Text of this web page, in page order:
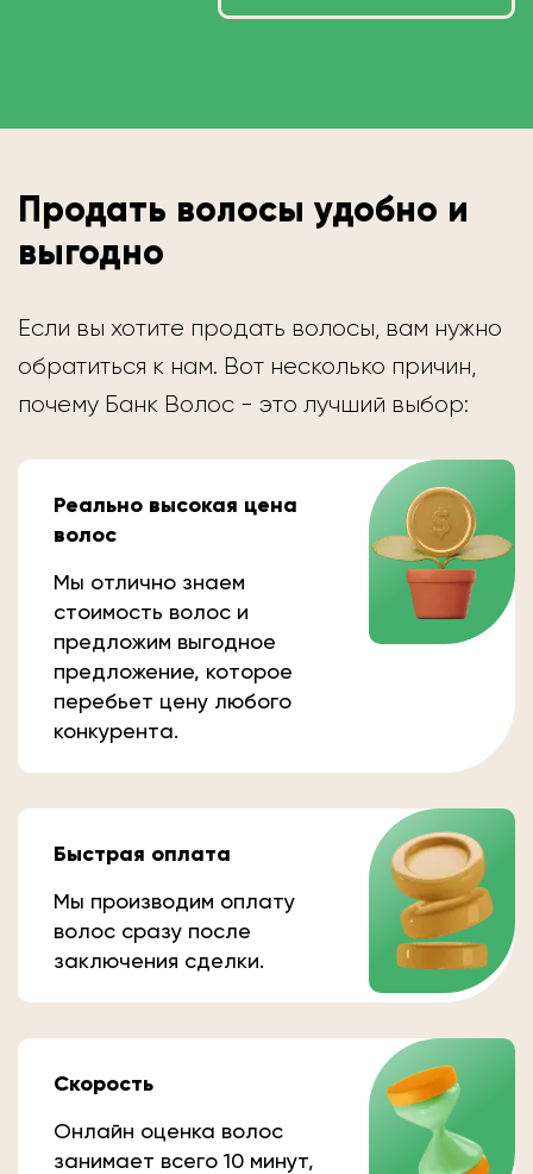
Продать волосы удобно и
выгодно
Если вы хотите продать волосы, вам нужно
обратиться к нам. Вот несколько причин,
почему Банк Волос - это лучший выбор:
Реально высокая цена
волос
Мы отлично знаем
стоимость волос и
предложим выгодное
предложение, которое
перебьет цену любого
конкурента.
Быстрая оплата
Мы производим оплату
волос сразу после
заключения сделки.
Скорость
Онлайн оценка волос
занимает всего 10 минут,